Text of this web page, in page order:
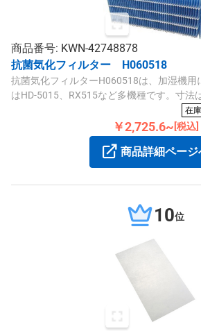
商品番号: KWN-42748878
抗菌気化フィルター H060518
抗菌気化フィルターH060518は、加湿機用
はHD-5015、RX515など多機種です。寸法
量は118.7g、1個単位で販売しています。在庫
￥2,725.6~ [税込]
商品詳細ページ
10位